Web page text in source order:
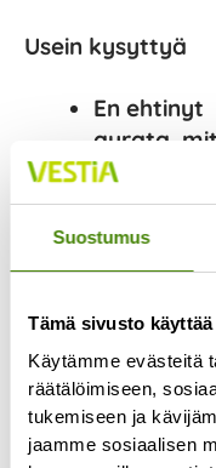
Suostumus
Tämä sivusto
Käytämme evästeitä
räätälöimiseen,
tukemiseen ja
jaamme sosiaalisen
Usein kysyttyä
En ehtinyt
aurata,
arvioi
tyhjennys
on
Voinko